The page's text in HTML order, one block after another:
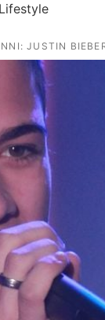
Stars
& Serien
& Liebe
Exklusiv
auf Promiflash
Jobs
Lifestyle
JUSTIN